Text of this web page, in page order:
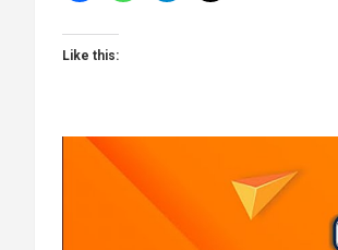
Like this: